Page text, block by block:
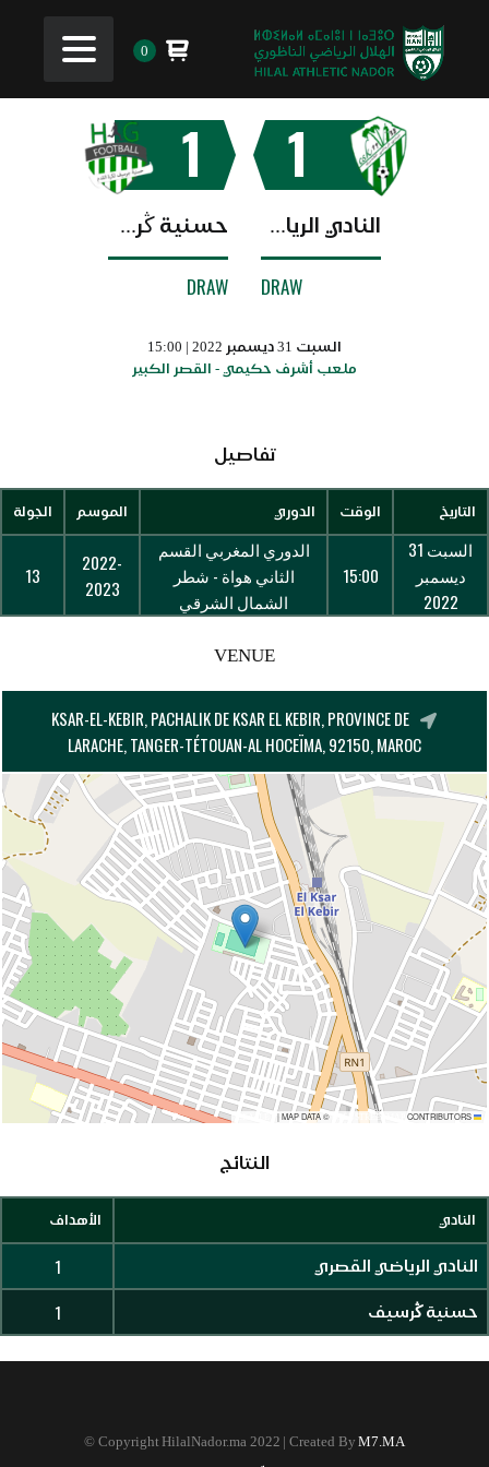
0
1
النادي الرياضي القصري
DRAW
1
حسنية ڭرسيف
DRAW
السبت 31 ديسمبر 2022 | 15:00
ملعب أشرف حكيمي - القصر الكبير
تفاصيل
التاريخ الوقت الدوري الموسم الجولة
السبت 31
ديسمبر
2022
15:00
الدوري المغربي القسم
الثاني هواة - شطر
الشمال الشرقي
2022-
2023
13
VENUE
KSAR-EL-KEBIR, PACHALIK DE KSAR EL KEBIR, PROVINCE DE
LARACHE, TANGER-TÉTOUAN-AL HOCEÏMA, 92150, MAROC
LEAFLET
|MAP DATA © OPENSTREETMAP CONTRIBUTORS
النتائج
النادي الأهداف
النادي الرياضي القصري 1
حسنية ڭرسيف 1
Copyright HilalNador.ma 2022 | Created ByM7.MA
©